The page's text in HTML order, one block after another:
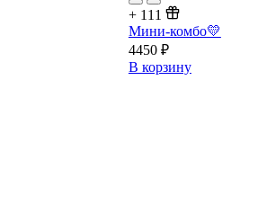
+ 111
Мини-комбо💛
4450 ₽
В корзину